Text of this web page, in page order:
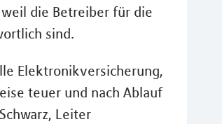
die Betreiber für die
sind.
Elektronikversicherung,
teuer und nach Ablauf
Leiter